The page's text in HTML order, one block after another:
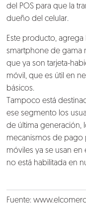
del POS para que la
dueño del celular.
Este producto, agrega
smartphone de gama
que ya son tarjeta-
móvil, que es útil en
básicos.
Tampoco está
ese segmento los
de última generación,
mecanismos de pago
móviles ya se usan
no está habilitada en
Fuente: